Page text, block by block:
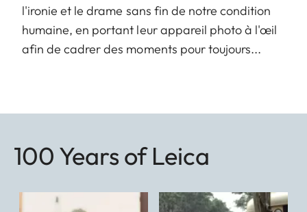
l'ironie et le drame sans fin de notre condition
humaine, en portant leur appareil photo à l'œil
afin de cadrer des moments pour toujours...
100 Years of Leica